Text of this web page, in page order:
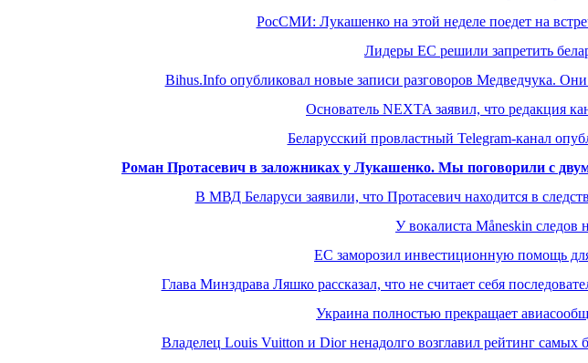
РосСМИ: Лукашенко на этой неделе поедет на
Лидеры ЕС решили запретить
Bihus.Info опубликовал новые записи разговоров Медведчука.
Основатель NEXTA заявил, что редакция
Беларусский провластный Telegram-канал
Роман Протасевич в заложниках у Лукашенко. Мы поговорили с
В МВД Беларуси заявили, что Протасевич находится в
У вокалиста Måneskin следов
ЕС заморозил инвестиционную помощь
Глава Минздрава Ляшко рассказал, что не считает себя
Украина полностью прекращает
Владелец Louis Vuitton и Dior ненадолго возглавил рейтинг